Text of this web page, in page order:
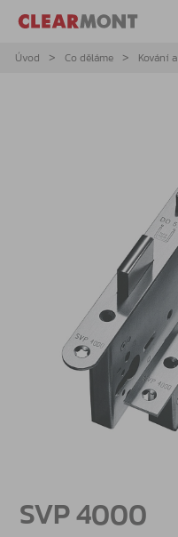
Úvod Co děláme Kování
SVP 4000